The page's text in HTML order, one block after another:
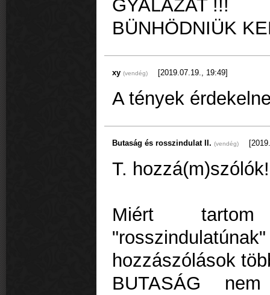
GYALÁZAT !!!
BÜNHÖDNIÜK
xy (vendég) [2019.07.19., 19:49]
A tények
Butaság és rosszindulat II. (vendég)
T. hozzá(m)szólók!
Miért
hozzászólások
BUTASÁG